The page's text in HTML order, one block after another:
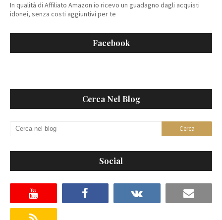
In qualità di Affiliato Amazon io ricevo un guadagno dagli acquisti
idonei, senza costi aggiuntivi per te
Facebook
Cerca Nel Blog
Social